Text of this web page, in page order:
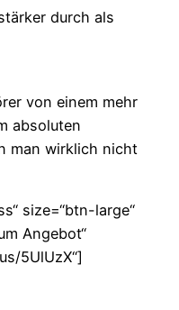
durch als
von einem mehr
absoluten
man wirklich nicht
size=“btn-large“
Angebot“
5UlUzX“]